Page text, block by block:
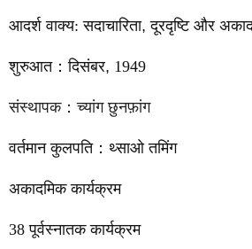
आदर्श वाक्य: सदाचारिता, दूरदृष्टि और
शुरुआत：दिसंबर, 1949
संस्थापक：च्यांग छुनफ़ांग
वर्तमान कुलपति： थ्साओ तमिंग
अकादमिक कार्यक्रम
38पूर्वस्नातक कार्यक्रम